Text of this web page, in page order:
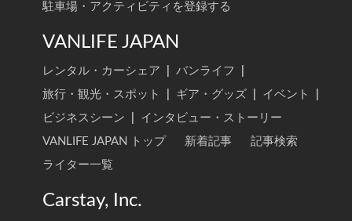
駐車場・アクティビティを登録する
VANLIFE JAPAN
レンタル・カーシェア バンライフ
旅行・観光・スポット
ギア・グッズ イベント
ビジネスシーン
インタビュー・ストーリー
VANLIFE JAPAN トップ
新着記事
記事検索
ライター一覧
Carstay, Inc.